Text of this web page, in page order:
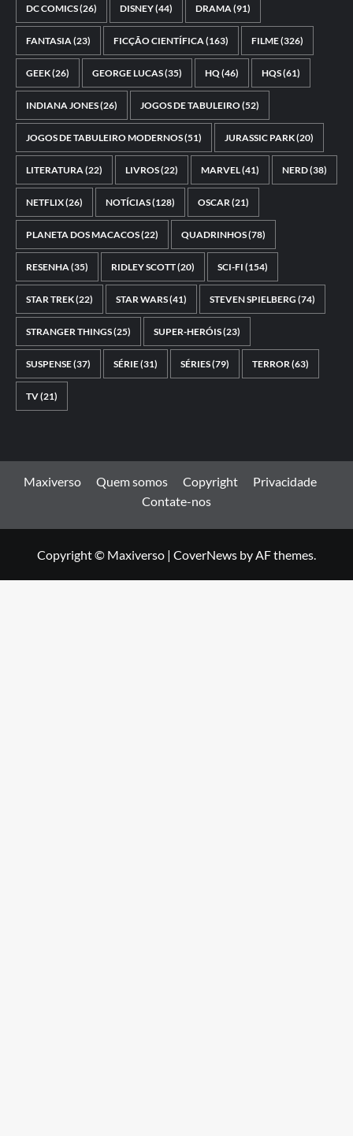
DC COMICS(26) DISNEY(44) DRAMA(91)
FANTASIA(23) FICÇÃO CIENTÍFICA(163) FILME(326)
GEEK(26) GEORGE LUCAS(35) HQ(46) HQS(61)
INDIANA JONES(26) JOGOS DE TABULEIRO(52)
JOGOS DE TABULEIRO MODERNOS(51) JURASSIC PARK(20)
LITERATURA(22) LIVROS(22) MARVEL(41) NERD(38)
NETFLIX(26) NOTÍCIAS(128) OSCAR(21)
PLANETA DOS MACACOS(22) QUADRINHOS(78)
RESENHA(35) RIDLEY SCOTT(20) SCI-FI (154)
STAR TREK(22) STAR WARS(41) STEVEN SPIELBERG (74)
STRANGER THINGS(25) SUPER-HERÓIS(23)
SUSPENSE(37) SÉRIE(31) SÉRIES(79) TERROR(63)
TV(21)
Maxiverso Quem somos Copyright
Privacidade
Contate-nos
Copyright © Maxiverso | CoverNews by AF themes.